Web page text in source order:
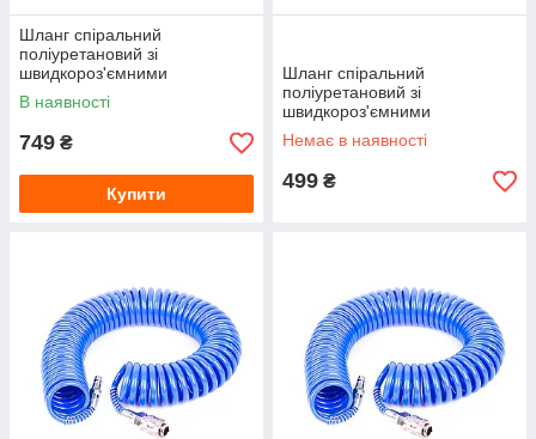
Шланг спіральний
поліуретановий зі
швидкороз'ємними
з'єднаннями INTERTOOL
(PT-1717) Ø8×12 мм, 15 м
В наявності
749 ₴
Купити
Шланг спіральний
поліуретановий зі
швидкороз'ємними
з'єднаннями INTERTOOL
(PT-1712) Ø6.5×10 мм, 15 м
Немає в наявності
499 ₴